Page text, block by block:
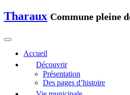
Tharaux Commune pleine
Accueil
Découvrir
Présentation
Des pages d’histoire